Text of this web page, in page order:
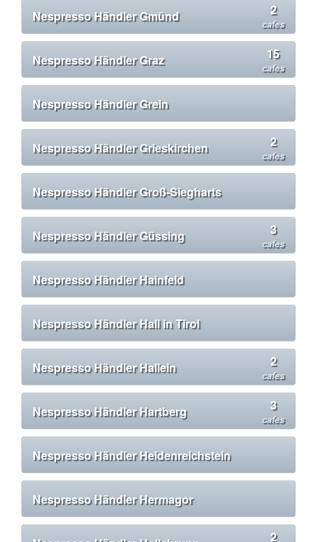
Nespresso Händler Gmünd 2
cafes
Nespresso Händler Graz 15
cafes
Nespresso Händler Grein
Nespresso Händler Grieskirchen 2
cafes
Nespresso Händler Groß-Siegharts
Nespresso Händler Güssing 3
cafes
Nespresso Händler Hainfeld
Nespresso Händler Hall in Tirol
Nespresso Händler Hallein 2
cafes
Nespresso Händler Hartberg 3
cafes
Nespresso Händler Heidenreichstein
Nespresso Händler Hermagor
2